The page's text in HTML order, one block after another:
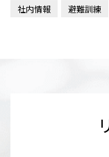
社内情報 避難訓練